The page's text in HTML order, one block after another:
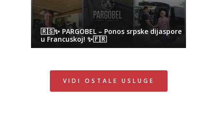
🇷🇸✨ PARGOBEL – Ponos srpske dijaspore
u Francuskoj! ✨🇫🇷
VIDI OSTALE USLUGE